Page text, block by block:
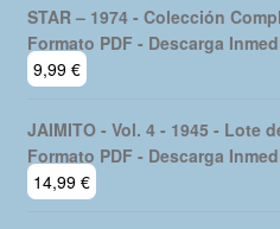
STAR – 1974 - Colección
Formato PDF - Descarga
9,99 €
JAIMITO - Vol. 4 - 1945 - Lote
Formato PDF - Descarga
14,99 €